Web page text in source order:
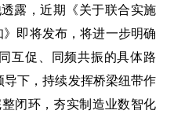
露，近期《关于联合实施
》即将发布，将进一步明确
互促、同频共振的具体路
下，持续发挥桥梁纽带作
闭环，夯实制造业数智化